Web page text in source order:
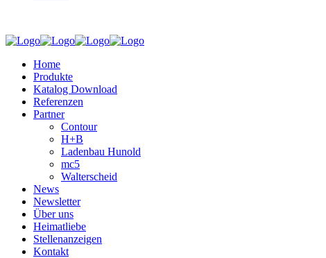
Home
Produkte
Katalog Download
Referenzen
Partner
Contour
H+B
Ladenbau Hunold
mc5
Walterscheid
News
Newsletter
Über uns
Heimatliebe
Stellenanzeigen
Kontakt